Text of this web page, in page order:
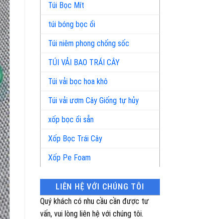
Túi Bọc Mít
túi bóng bọc ổi
Túi niêm phong chống sốc
TÚI VẢI BAO TRÁI CÂY
Túi vải bọc hoa khô
Túi vải ươm Cây Giống tự hủy
xốp bọc ổi sẵn
Xốp Bọc Trái Cây
Xốp Pe Foam
LIÊN HỆ VỚI CHÚNG TÔI
Quý khách có nhu cầu cần được tư
vấn, vui lòng liên hệ với chúng tôi.